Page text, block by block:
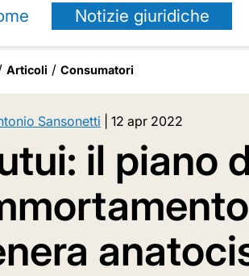
Notizie giuridiche
Articoli Consumatori
Sansonetti 12 apr 2022
il piano